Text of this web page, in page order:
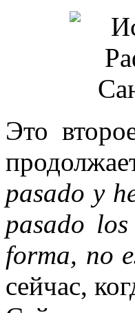
Это
pasado y
pasado
forma, no
сейчас,